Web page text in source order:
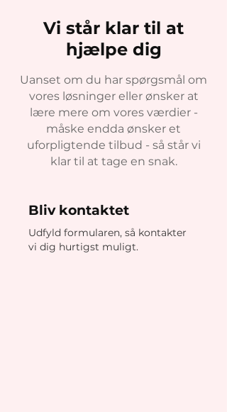
Vi står klar til at
hjælpe dig
Uanset om du har spørgsmål om
vores løsninger eller ønsker at
lære mere om vores værdier -
måske endda ønsker et
uforpligtende tilbud - så står vi
klar til at tage en snak.
Bliv kontaktet
Udfyld formularen, så kontakter
vi dig hurtigst muligt.